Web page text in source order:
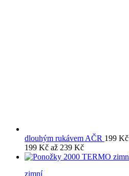
dlouhým rukávem AČR 199 Kč
199 Kč až 239 Kč
zimní